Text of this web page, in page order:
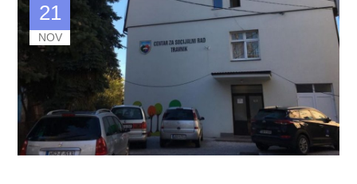
21
NOV